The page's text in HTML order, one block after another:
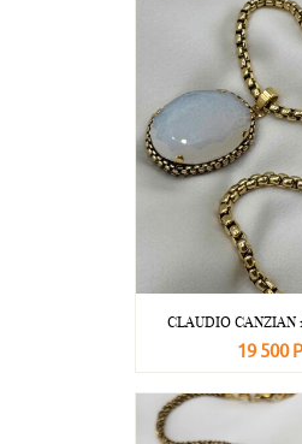
CLAUDIO CANZIAN
19 500 Р